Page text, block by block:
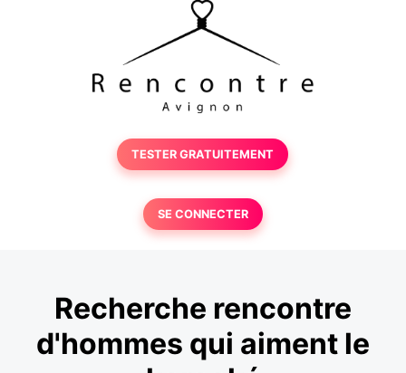
TESTER GRATUITEMENT
SE CONNECTER
Recherche rencontre
d'hommes qui aiment le